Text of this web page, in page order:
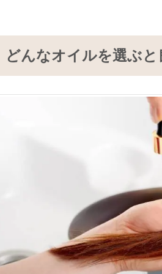
どんなオイルを選ぶと